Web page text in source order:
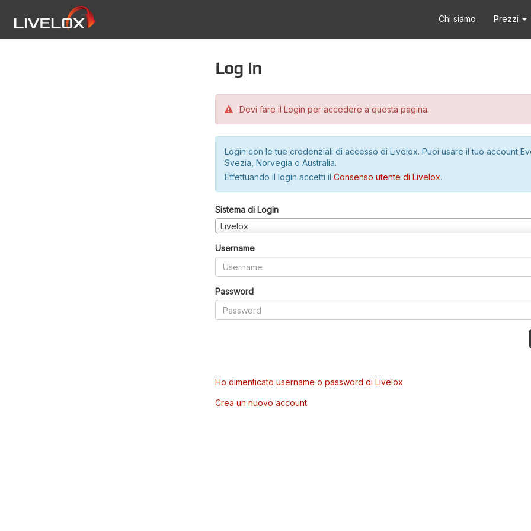
Chi siamo Prezzi
Log in
Devi fare il Login per accedere a questa pagina.
Login con le tue credenziali di accesso di Livelox. Puoi usare il tuo account
Svezia, Norvegia o Australia.
Effettuando il login accetti il Consenso utente di Livelox.
Sistema di Login
Livelox
Username
Password
Ho dimenticato username o password di Livelox
Crea un nuovo account